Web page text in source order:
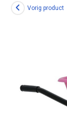
Vorig product